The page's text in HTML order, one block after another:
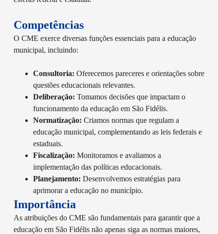
Competências
O CME exerce diversas funções essenciais para a educação
municipal, incluindo:
Consultoria: Oferecemos pareceres e orientações sobre
questões educacionais relevantes.
Deliberação: Tomamos decisões que impactam o
funcionamento da educação em São Fidélis.
Normatização: Criamos normas que regulam a
educação municipal, complementando as leis federais e
estaduais.
Fiscalização: Monitoramos e avaliamos a
implementação das políticas educacionais.
Planejamento: Desenvolvemos estratégias para
aprimorar a educação no município.
Importância
As atribuições do CME são fundamentais para garantir que a
educação em São Fidélis não apenas siga as normas maiores,